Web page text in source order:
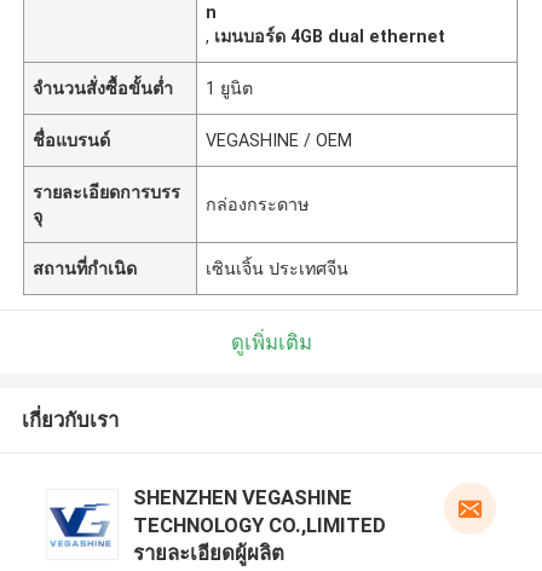
n
, เมนบอร์ด 4GB dual ethernet
จำนวนสั่งซื้อขั้นต่ำ 1 ยูนิต
ชื่อแบรนด์ VEGASHINE / OEM
รายละเอียดการบรร
จุ
กล่องกระดาษ
สถานที่กำเนิด เซินเจิ้น ประเทศจีน
ดูเพิ่มเติม
เกี่ยวกับเรา
SHENZHEN VEGASHINE
TECHNOLOGY CO.,LIMITED
รายละเอียดผู้ผลิต